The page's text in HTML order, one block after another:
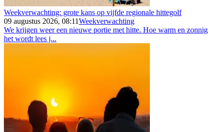
Weekverwachting: grote kans op vijfde regionale hittegolf
09 augustus 2026, 08:11Weekverwachting
We krijgen weer een nieuwe portie met hitte. Hoe warm en zonnig
het wordt lees j...